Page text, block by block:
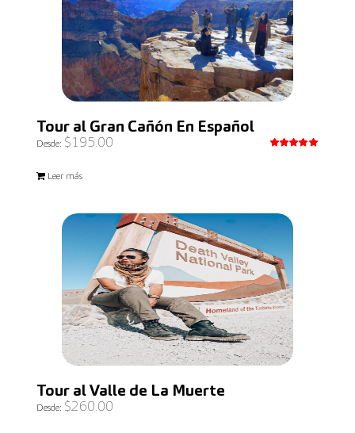
Tour al Gran Cañón En Español
Desde: $195.00
Leer más
Tour al Valle de La Muerte
Desde: $260.00